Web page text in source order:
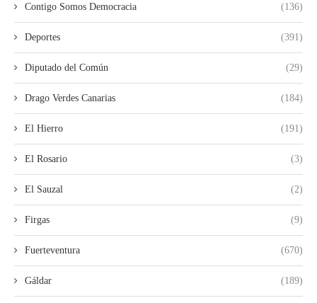
Contigo Somos Democracia (136)
Deportes (391)
Diputado del Común (29)
Drago Verdes Canarias (184)
El Hierro (191)
El Rosario (3)
El Sauzal (2)
Firgas (9)
Fuerteventura (670)
Gáldar (189)